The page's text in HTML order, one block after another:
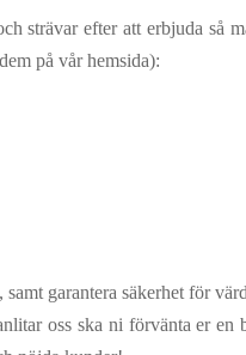
strävar efter att erbjuda så
på vår hemsida):
garantera säkerhet för
oss ska ni förvänta er en